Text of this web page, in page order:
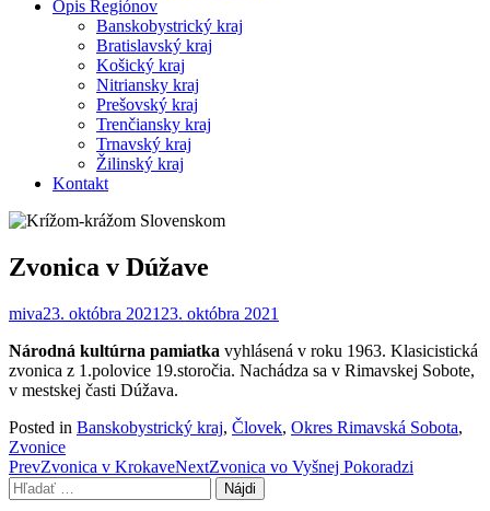
Opis Regiónov
Banskobystrický kraj
Bratislavský kraj
Košický kraj
Nitriansky kraj
Prešovský kraj
Trenčiansky kraj
Trnavský kraj
Žilinský kraj
Kontakt
Zvonica v Dúžave
miva23. októbra 2021 23. októbra 2021
Národná kultúrna pamiatka vyhlásená v roku 1963. Klasicistická
zvonica z 1.polovice 19.storočia. Nachádza sa v Rimavskej Sobote,
v mestskej časti Dúžava.
Posted in Banskobystrický kraj, Človek, Okres Rimavská Sobota,
Zvonice
Post
navigation
PrevZvonica v KrokaveNextZvonica vo Vyšnej Pokoradzi
Hľadať: